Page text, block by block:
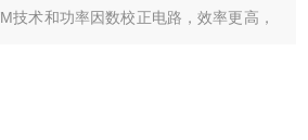
技术和功率因数校正电路，效率更高，
其成为浪涌电流测试的理想选择。